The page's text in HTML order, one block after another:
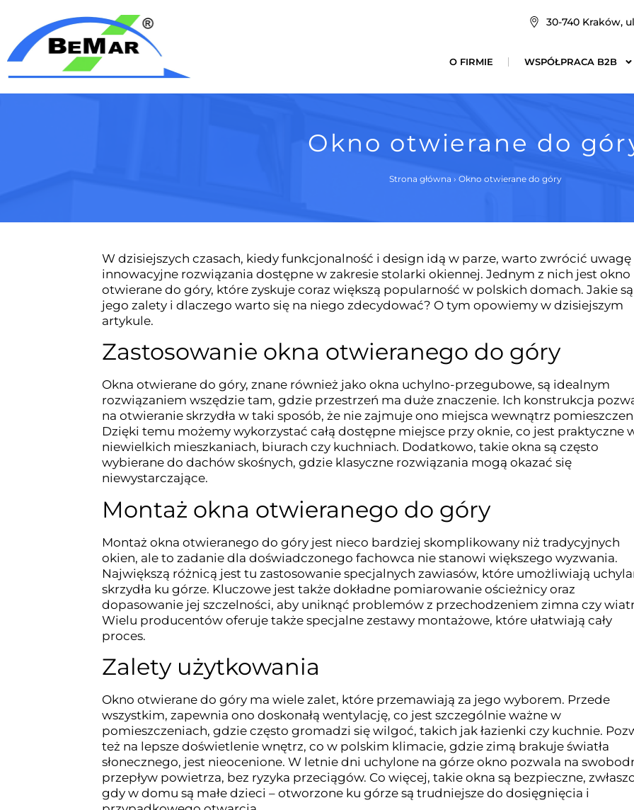
30-740 Kraków,
O FIRMIE WSPÓŁPRACA B2B
Okno otwierane do
Strona główna › Okno otwierane do góry
W dzisiejszych czasach, kiedy funkcjonalność i design idą w parze, warto zwrócić uwagę
innowacyjne rozwiązania dostępne w zakresie stolarki okiennej. Jednym z nich jest okno
otwierane do góry, które zyskuje coraz większą popularność w polskich domach. Jakie są
jego zalety i dlaczego warto się na niego zdecydować? O tym opowiemy w dzisiejszym
artykule.
Zastosowanie okna otwieranego do góry
Okna otwierane do góry, znane również jako okna uchylno-przegubowe, są idealnym
rozwiązaniem wszędzie tam, gdzie przestrzeń ma duże znaczenie. Ich konstrukcja
na otwieranie skrzydła w taki sposób, że nie zajmuje ono miejsca wewnątrz
Dzięki temu możemy wykorzystać całą dostępne miejsce przy oknie, co jest praktyczne
niewielkich mieszkaniach, biurach czy kuchniach. Dodatkowo, takie okna są często
wybierane do dachów skośnych, gdzie klasyczne rozwiązania mogą okazać się
niewystarczające.
Montaż okna otwieranego do góry
Montaż okna otwieranego do góry jest nieco bardziej skomplikowany niż tradycyjnych
okien, ale to zadanie dla doświadczonego fachowca nie stanowi większego wyzwania.
Największą różnicą jest tu zastosowanie specjalnych zawiasów, które umożliwiają
skrzydła ku górze. Kluczowe jest także dokładne pomiarowanie ościeżnicy oraz
dopasowanie jej szczelności, aby uniknąć problemów z przechodzeniem zimna czy
Wielu producentów oferuje także specjalne zestawy montażowe, które ułatwiają cały
proces.
Zalety użytkowania
Okno otwierane do góry ma wiele zalet, które przemawiają za jego wyborem. Przede
wszystkim, zapewnia ono doskonałą wentylację, co jest szczególnie ważne w
pomieszczeniach, gdzie często gromadzi się wilgoć, takich jak łazienki czy kuchnie.
też na lepsze doświetlenie wnętrz, co w polskim klimacie, gdzie zimą brakuje światła
słonecznego, jest nieocenione. W letnie dni uchylone na górze okno pozwala na
przepływ powietrza, bez ryzyka przeciągów. Co więcej, takie okna są bezpieczne,
gdy w domu są małe dzieci – otworzone ku górze są trudniejsze do dosięgnięcia i